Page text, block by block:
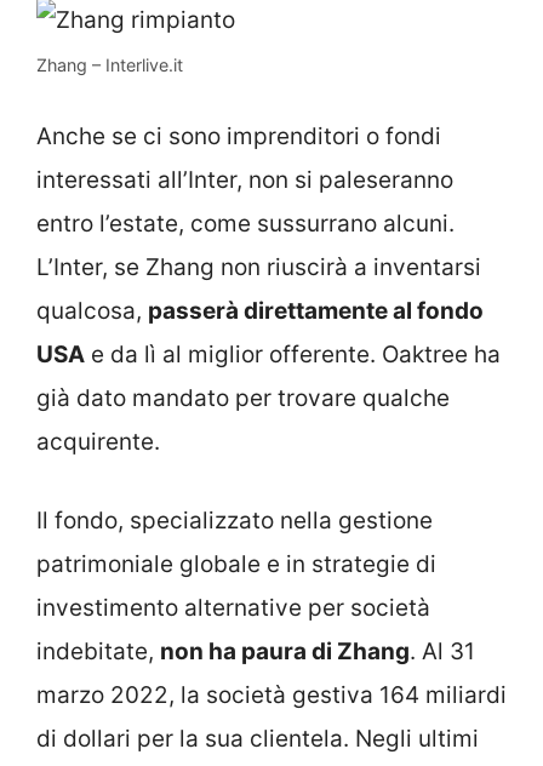
Zhang – Interlive.it
Anche se ci sono imprenditori o fondi
interessati all’Inter, non si paleseranno
entro l’estate, come sussurrano alcuni.
L’Inter, se Zhang non riuscirà a inventarsi
qualcosa, passerà direttamente al fondo
USA e da lì al miglior offerente. Oaktree ha
già dato mandato per trovare qualche
acquirente.
Il fondo, specializzato nella gestione
patrimoniale globale e in strategie di
investimento alternative per società
indebitate, non ha paura di Zhang. Al 31
marzo 2022, la società gestiva 164 miliardi
di dollari per la sua clientela. Negli ultimi